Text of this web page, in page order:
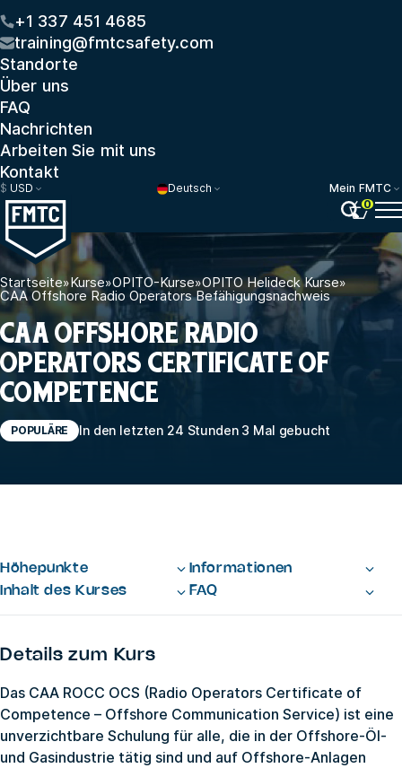
+1 337 451 4685
training@fmtcsafety.com
Standorte
Über uns
FAQ
Nachrichten
Arbeiten Sie mit uns
Kontakt
$ USD Deutsch
Mein FMTC
0
Startseite»Kurse»OPITO-Kurse»OPITO Helideck Kurse»
CAA Offshore Radio Operators Befähigungsnachweis
CAA OFFSHORE RADIO
OPERATORS CERTIFICATE OF
COMPETENCE
POPULÄRE In den letzten 24 Stunden 3 Mal gebucht
Höhepunkte
Informationen
Inhalt des Kurses
FAQ
Details zum Kurs
Das CAA ROCC OCS (Radio Operators Certificate of
Competence – Offshore Communication Service) ist eine
unverzichtbare Schulung für alle, die in der Offshore-Öl-
und Gasindustrie tätig sind und auf Offshore-Anlagen